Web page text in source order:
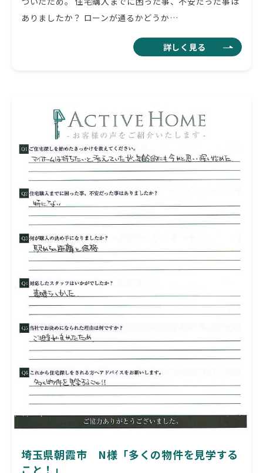
ありましたか？ ローンが通るかどうか…
詳しく見る
埼玉県朝霞市 N様「多くの物件を見学する
こと！」